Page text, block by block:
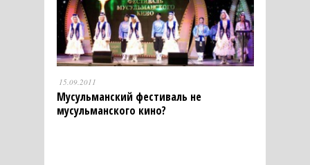
15.09.2011
Мусульманский фестиваль не
мусульманского кино?